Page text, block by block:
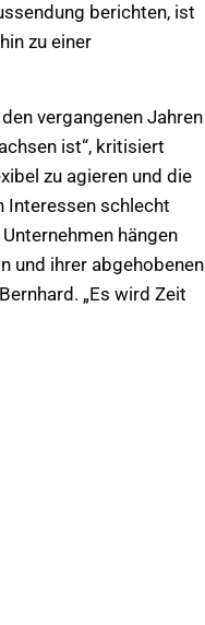
berichten, ist
zu einer
vergangenen Jahren
ist“, kritisiert
zu agieren und die
Interessen schlecht
hängen
und ihrer abgehobenen
„Es wird Zeit